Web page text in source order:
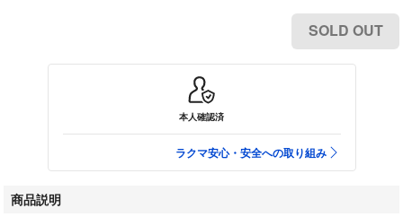
SOLD OUT
本人確認済
ラクマ安心・安全への取り組み
商品説明